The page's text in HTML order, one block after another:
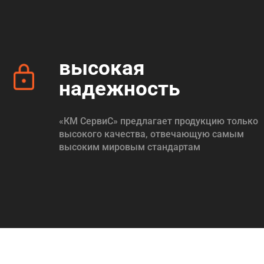
высокая
надежность
«КМ СервиС» предлагает продукцию только
высокого качества, отвечающую самым
высоким мировым стандартам